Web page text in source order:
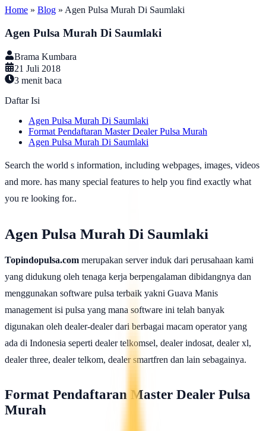
Home » Blog » Agen Pulsa Murah Di Saumlaki
Agen Pulsa Murah Di Saumlaki
Brama Kumbara
21 Juli 2018
3 menit baca
Daftar Isi
Agen Pulsa Murah Di Saumlaki
Format Pendaftaran Master Dealer Pulsa Murah
Agen Pulsa Murah Di Saumlaki
Search the world s information, including webpages, images, videos
and more. has many special features to help you find exactly what
you re looking for..
Agen Pulsa Murah Di Saumlaki
Topindopulsa.com merupakan server induk dari perusahaan kami
yang didukung oleh tenaga kerja berpengalaman dibidangnya dan
menggunakan software pulsa terbaik yakni Guava Manis
management isi pulsa yang mana software ini telah banyak
digunakan oleh dealer-dealer dari berbagai macam operator yang
ada di Indonesia seperti dealer telkomsel, dealer indosat, dealer xl,
dealer three, dealer telkom, dealer smartfren dan lain sebagainya.
Format Pendaftaran Master Dealer Pulsa
Murah